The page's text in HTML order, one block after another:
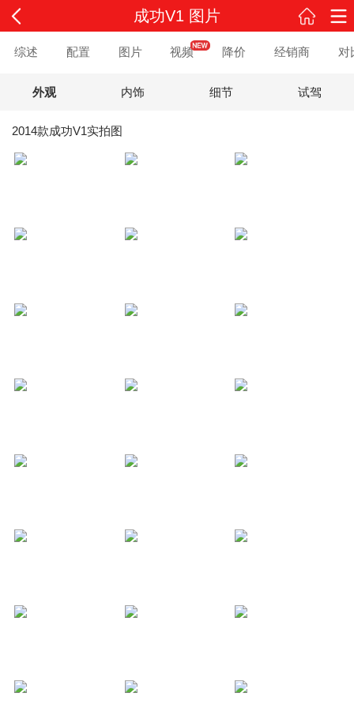
成功V1 图片
综述 配置 图片 视频 降价 经销商 对
外观 内饰 细节 试驾
2014款成功V1实拍图